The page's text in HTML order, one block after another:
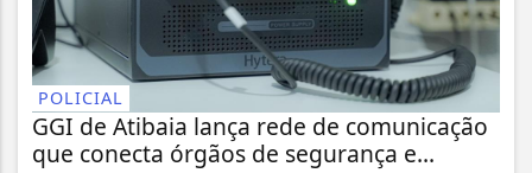
POLICIAL
GGI de Atibaia lança rede de comunicação
que conecta órgãos de segurança e...